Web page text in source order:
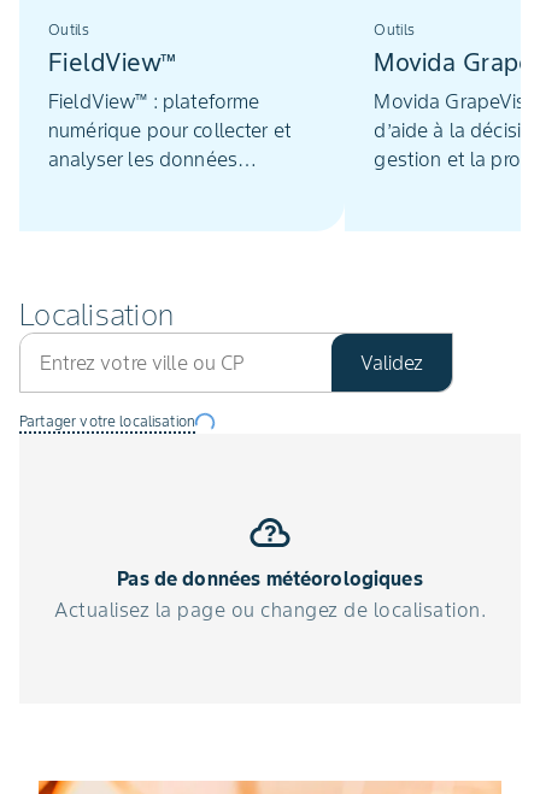
Outils
FieldView™
FieldView™ : plateforme
numérique pour collecter et
analyser les données
Outils
Movida Grape
Movida
d’aide à la
gestion et la
Localisation
Validez
Partager votre localisation
Pas de données météorologiques
Actualisez la page ou changez de localisation.